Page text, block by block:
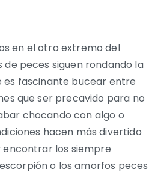
en el otro extremo del
peces siguen rondando la
es fascinante bucear entre
que ser precavido para no
chocando con algo o
hacen más divertido
encontrar los siempre
o los amorfos peces